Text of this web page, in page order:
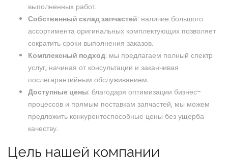
выполненных работ.
Собственный склад запчастей: наличие большого
ассортимента оригинальных комплектующих позволяет
сократить сроки выполнения заказов.
Комплексный подход: мы предлагаем полный спектр
услуг, начиная от консультации и заканчивая
послегарантийным обслуживанием.
Доступные цены: благодаря оптимизации бизнес-
процессов и прямым поставкам запчастей, мы можем
предложить конкурентоспособные цены без ущерба
качеству.
Цель нашей компании